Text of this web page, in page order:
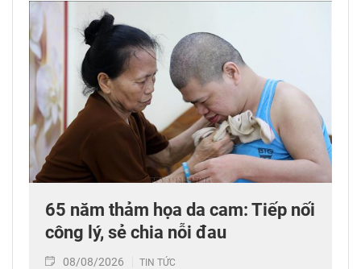
65 năm thảm họa da cam: Tiếp nối
công lý, sẻ chia nỗi đau
08/08/2026 TIN TỨC